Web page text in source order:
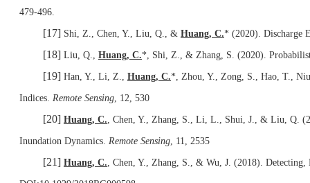
479-496.
[17] Shi, Z., Chen, Y., Liu, Q., & Huang, C.* (2020). Discharge
[18] Liu, Q., Huang, C.*, Shi, Z., & Zhang, S. (2020).
[19] Han, Y., Li, Z., Huang, C.*, Zhou, Y., Zong, S., Hao, T.,
Indices. Remote Sensing , 12, 530
[20] Huang, C. , Chen, Y., Zhang, S., Li, L., Shui, J., & Liu, Q.
Inundation Dynamics. Remote Sensing , 11, 2535
[21] Huang, C. , Chen, Y., Zhang, S., & Wu, J. (2018).